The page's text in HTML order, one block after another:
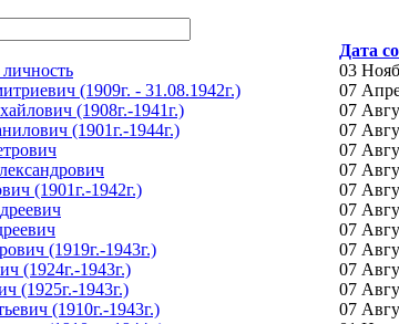
Дата
личность
03
(1909г. - 31.08.1942г.)
07
(1908г.-1941г.)
07
(1901г.-1944г.)
07
07
07
(1901г.-1942г.)
07
07
07
(1919г.-1943г.)
07
(1924г.-1943г.)
07
(1925г.-1943г.)
07
(1910г.-1943г.)
07